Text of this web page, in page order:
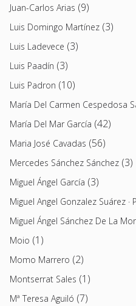
Juan-Carlos Arias (9)
Luis Domingo Martínez (3)
Luis Ladevece (3)
Luis Paadín (3)
Luis Padron (10)
María Del Carmen Cespedosa
María Del Mar García (42)
Maria José Cavadas (56)
Mercedes Sánchez Sánchez (3)
Miguel Ángel García (3)
Miguel Angel Gonzalez Suárez ·
Miguel Ángel Sánchez De La
Moio (1)
Momo Marrero (2)
Montserrat Sales (1)
Mª Teresa Aguiló (7)